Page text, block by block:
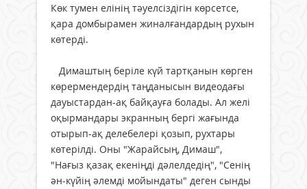
Көк тумен елінің тәуелсіздігін көрсетсе,
қара домбырамен жиналғандардың рухын
көтерді.
Димаштың беріле күй тартқанын көрген
көрермендердің таңданысын видеодағы
дауыстардан-ақ байқауға болады. Ал желі
оқырмандары экранның бергі жағында
отырып-ақ делебелері қозып, рухтары
көтерілді. Оны "Жарайсың, Димаш",
"Нағыз қазақ екеніңді дәлелдедің", "Сенің
ән-күйің әлемді мойындаты" деген сынды